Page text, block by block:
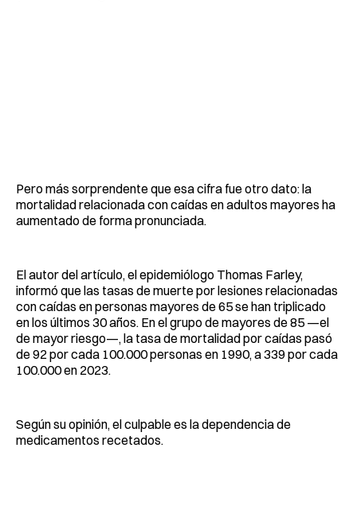
Pero más sorprendente que esa cifra fue otro dato: la
mortalidad relacionada con caídas en adultos mayores ha
aumentado de forma pronunciada.
El autor del artículo, el epidemiólogo Thomas Farley,
informó que las tasas de muerte por lesiones relacionadas
con caídas en personas mayores de 65 se han triplicado
en los últimos 30 años. En el grupo de mayores de 85 —el
de mayor riesgo—, la tasa de mortalidad por caídas pasó
de 92 por cada 100.000 personas en 1990, a 339 por cada
100.000 en 2023.
Según su opinión, el culpable es la dependencia de
medicamentos recetados.